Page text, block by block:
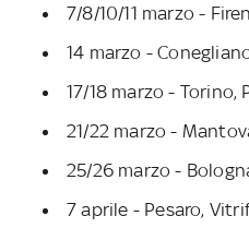
7/8/10/11 marzo -
14 marzo -
17/18 marzo - Torino,
21/22 marzo -
25/26 marzo -
7 aprile - Pesaro,